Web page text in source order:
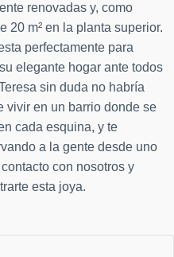
renovadas y, como
20 m² en la planta superior.
perfectamente para
elegante hogar ante todos
sin duda no habría
vivir en un barrio donde se
cada esquina, y te
a la gente desde uno
con nosotros y
esta joya.